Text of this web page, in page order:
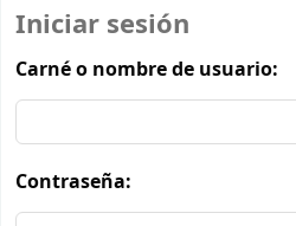
Iniciar sesión
Carné o nombre de usuario:
Contraseña: